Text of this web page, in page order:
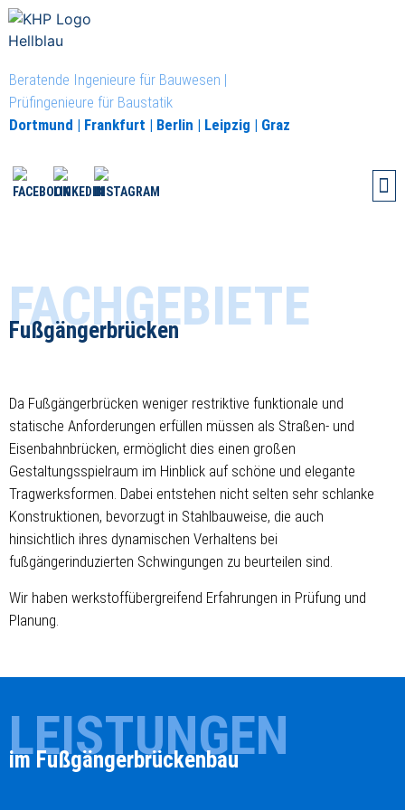
Beratende Ingenieure für Bauwesen |
Prüfingenieure für Baustatik
Dortmund | Frankfurt | Berlin | Leipzig | Graz
FACHGEBIETE
Fußgängerbrücken
Da Fußgängerbrücken weniger restriktive funktionale und
statische Anforderungen erfüllen müssen als Straßen- und
Eisenbahnbrücken, ermöglicht dies einen großen
Gestaltungsspielraum im Hinblick auf schöne und elegante
Tragwerksformen. Dabei entstehen nicht selten sehr schlanke
Konstruktionen, bevorzugt in Stahlbauweise, die auch
hinsichtlich ihres dynamischen Verhaltens bei
fußgängerinduzierten Schwingungen zu beurteilen sind.
Wir haben werkstoffübergreifend Erfahrungen in Prüfung und
Planung.
LEISTUNGEN
im Fußgängerbrückenbau